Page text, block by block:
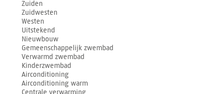
Zuiden
Zuidwesten
Westen
Uitstekend
Nieuwbouw
Gemeenschappelijk zwembad
Verwarmd zwembad
Kinderzwembad
Airconditioning
Airconditioning warm
Centrale verwarming